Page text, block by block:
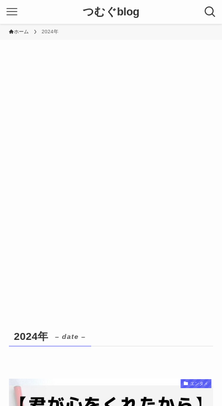
つむぐblog
ホーム 2024年
2024年 – date –
エンタメ